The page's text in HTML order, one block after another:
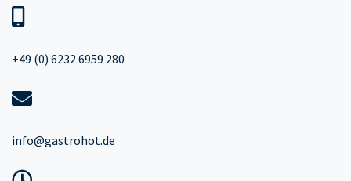
+49 (0) 6232 6959 280
info@gastrohot.de